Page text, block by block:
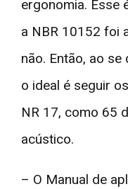
ergonomia. Esse
a NBR 10152 foi
não. Então, ao
o ideal é seguir
NR 17, como 65
acústico.
– O Manual de